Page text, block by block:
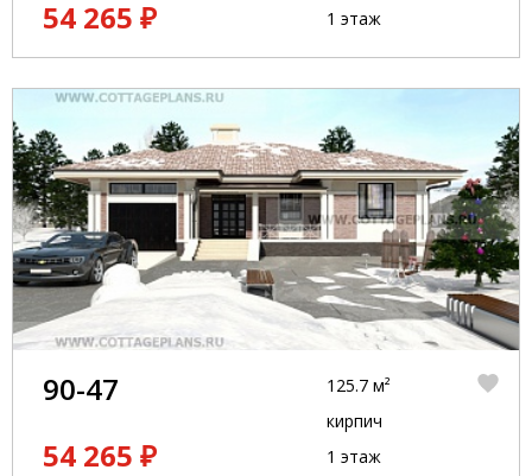
54 265 ₽ 1 этаж
90-47
54 265 ₽
125.7 м²
кирпич
1 этаж